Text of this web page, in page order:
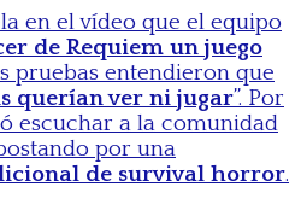
en el vídeo que el equipo
de Requiem un juego
pruebas entendieron que
querían ver ni jugar”. Por
escuchar a la comunidad
por una
de survival horror.